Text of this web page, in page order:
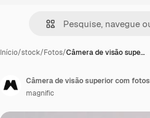
Início/stock/Fotos/Câmera de visão supe…
Câmera de visão superior com fotos
magnific